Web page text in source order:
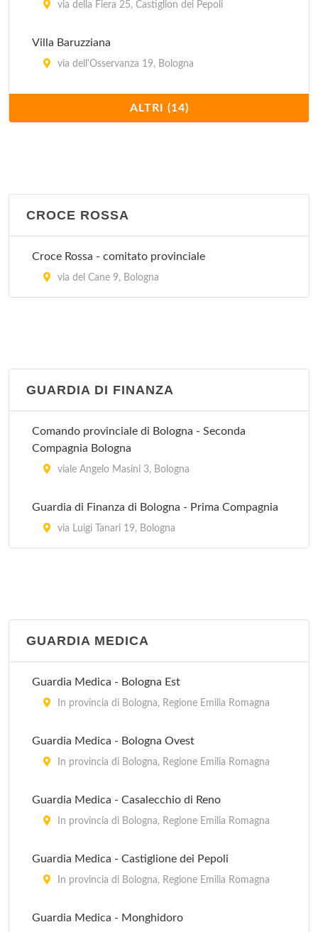
via della Fiera 25, Castiglion dei Pepoli
Villa Baruzziana
via dell'Osservanza 19, Bologna
via Bellombra 24, Bologna
Villa Erbosa
Villa Laura
via Emilia Levante 137, Bologna
Villa Torri
ALTRI (14)
CROCE ROSSA
Croce Rossa - comitato provinciale
via del Cane 9, Bologna
GUARDIA DI FINANZA
Comando provinciale di Bologna - Seconda
Compagnia Bologna
viale Angelo Masini 3, Bologna
Guardia di Finanza di Bologna - Prima Compagnia
via Luigi Tanari 19, Bologna
GUARDIA MEDICA
Guardia Medica - Bologna Est
In provincia di Bologna, Regione Emilia Romagna
Guardia Medica - Bologna Ovest
In provincia di Bologna, Regione Emilia Romagna
Guardia Medica - Casalecchio di Reno
In provincia di Bologna, Regione Emilia Romagna
Guardia Medica - Castiglione dei Pepoli
In provincia di Bologna, Regione Emilia Romagna
Guardia Medica - Monghidoro